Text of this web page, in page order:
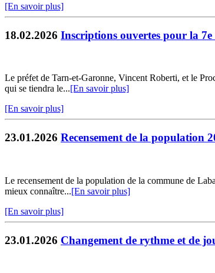
[En savoir plus]
18.02.2026 Inscriptions ouvertes pour la
Le préfet de Tarn-et-Garonne, Vincent Roberti, et le
qui se tiendra le...[En savoir plus]
[En savoir plus]
23.01.2026 Recensement de la population
Le recensement de la population de la commune de
mieux connaître...[En savoir plus]
[En savoir plus]
23.01.2026 Changement de rythme et de